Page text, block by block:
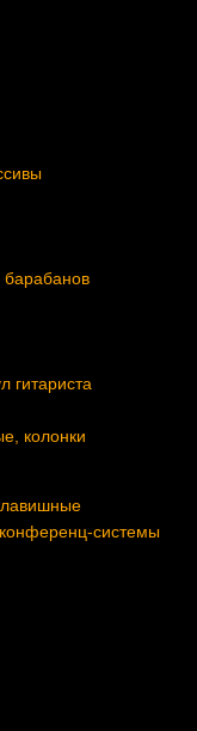
барабанов
гитариста
колонки
системы